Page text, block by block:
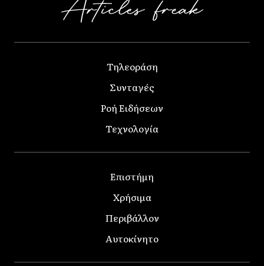
Τηλεοράση
Συνταγές
Ροή Ειδήσεων
Τεχνολογία
Επιστήμη
Χρήσιμα
Περιβάλλον
Αυτοκίνητο